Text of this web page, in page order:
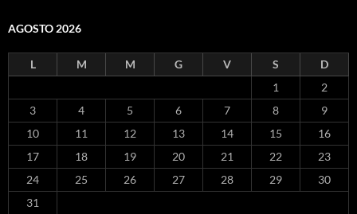
AGOSTO 2026
L M M G V S
D
1
2
3
4 5 6 7 8
9
10
11 12 13 14 15
16
17
18 19 20 21 22
23
24
25 26 27 28 29
30
31